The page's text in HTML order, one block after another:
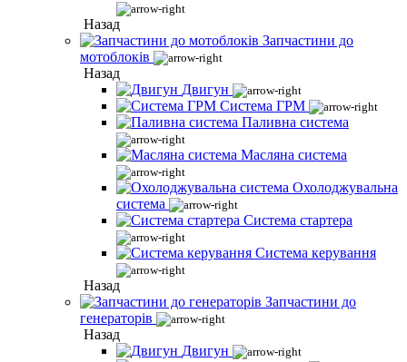
Назад
Запчастини до
мотоблоків
Назад
Двигун
Система ГРМ
Паливна система
Масляна система
Охолоджувальна
система
Система стартера
Система керування
Назад
Запчастини до
генераторів
Назад
Двигун